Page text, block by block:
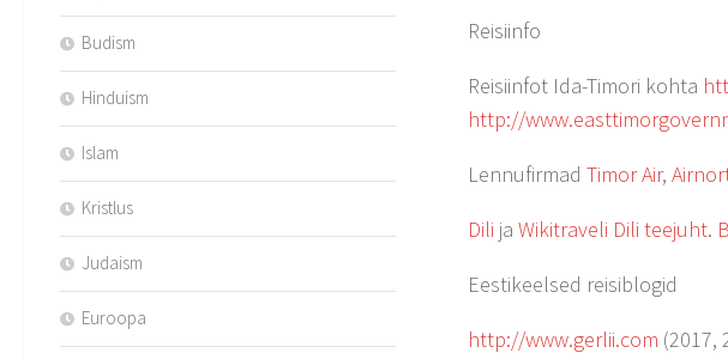
Reisiinfo
Reisiinfot Ida-Timori kohta
http://
Lennufirmad Timor Air,
Dili ja Wikitraveli Dili teejuht.
Eestikeelsed reisiblogid
http://www.gerlii.com (2017,
Budism
Hinduism
Islam
Kristlus
Judaism
Euroopa